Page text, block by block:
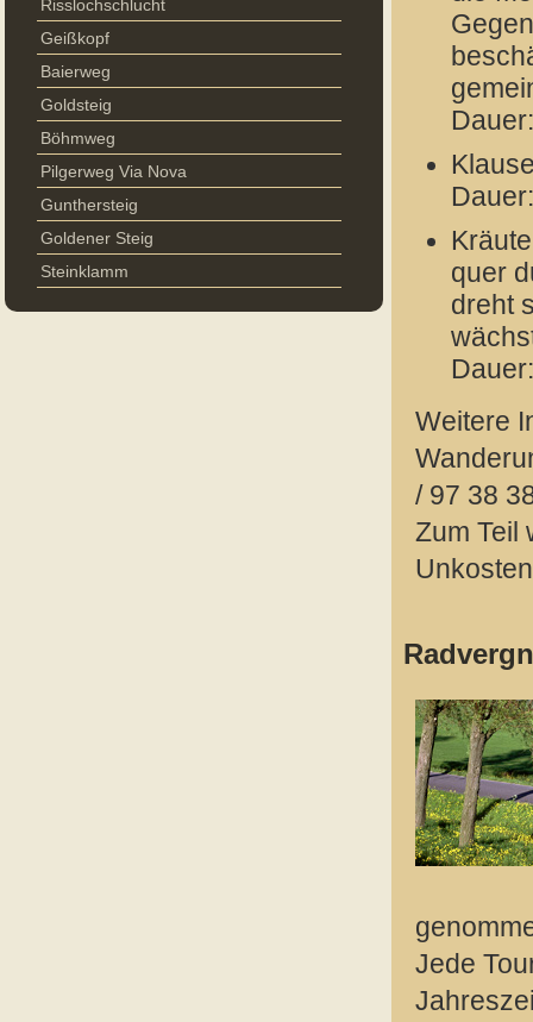
Risslochschlucht
Geißkopf
Baierweg
Goldsteig
Böhmweg
Pilgerweg Via Nova
Gunthersteig
Goldener Steig
Steinklamm
quer
dreht
Weitere
/ 97 38
Zum Teil
Jede